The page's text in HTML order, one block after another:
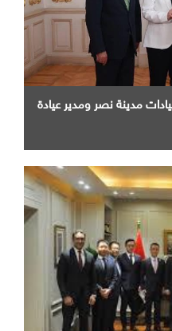
مدينة نصر ومدير عيادة